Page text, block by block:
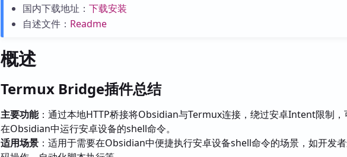
国内下载地址： 下载安装
自述文件： Readme
概述
Termux Bridge插件总结
主要功能：通过本地HTTP桥接将Obsidian与Termux连接，绕过安卓Intent限制，
在Obsidian中运行安卓设备的shell命令。
适用场景 ：适用于需要在Obsidian中便捷执行安卓设备shell命令的场景，如开发